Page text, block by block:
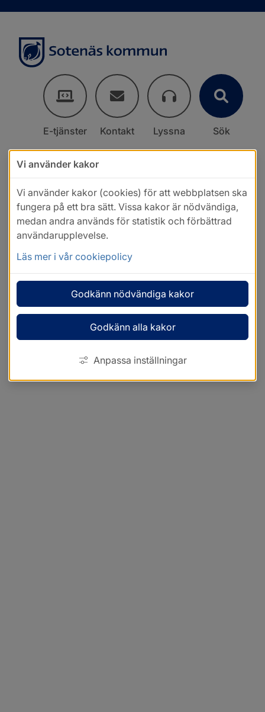
E-tjänster Kontakt Lyssna Sök
Vi använder kakor
Vi använder kakor (cookies) för att webbplatsen ska
fungera på ett bra sätt. Vissa kakor är nödvändiga,
medan andra används för statistik och förbättrad
användarupplevelse.
Läs mer i vår cookiepolicy
Godkänn nödvändiga kakor
Godkänn alla kakor
Anpassa inställningar